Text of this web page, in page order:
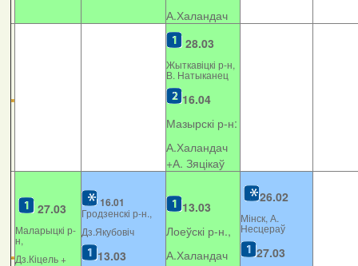
А.Халандач
28.03
Жыткавіцкі р-н,
В. Натыканец
16.04
Мазырскі р-н:
А.Халандач
+А. Зяцікаў
27.03
Маларыцкі р-
н,
Дз.Кіцель +
16.01
Гродзенскі р-н.,
Дз.Якубовіч
13.03
13.03
Лоеўскі р-н.,
А.Халандач
26.02
Мінск, А.
Несцераў
27.03